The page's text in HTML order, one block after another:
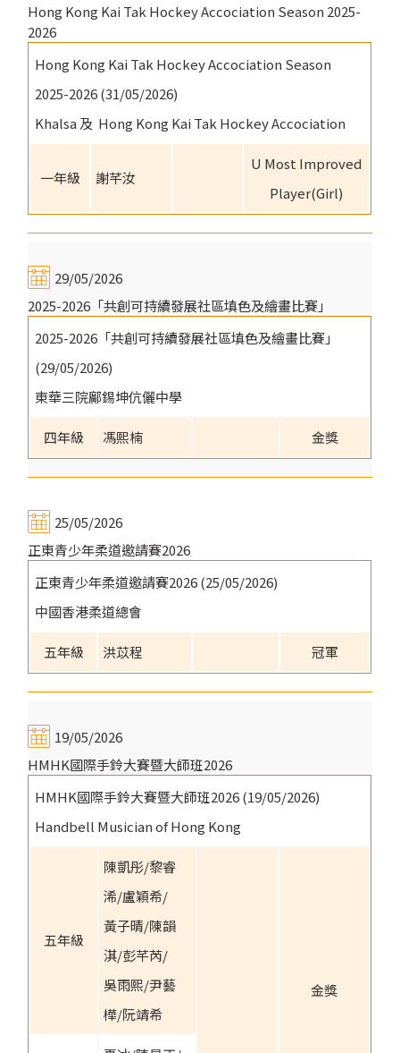
Hong Kong Kai Tak Hockey Accociation Season 2025-
2026
Hong Kong Kai Tak Hockey Accociation Season
2025-2026 (31/05/2026)
Khalsa 及 Hong Kong Kai Tak Hockey Accociation
一年級 謝芊汝
U Most Improved
Player(Girl)
29/05/2026
2025-2026「共創可持續發展社區填色及繪畫比賽」
2025-2026「共創可持續發展社區填色及繪畫比賽」
(29/05/2026)
東華三院鄺錫坤伉儷中學
四年級 馮熙楠 金獎
25/05/2026
正東青少年柔道邀請賽2026
正東青少年柔道邀請賽2026 (25/05/2026)
中國香港柔道總會
五年級 洪苡程 冠軍
19/05/2026
HMHK國際手鈴大賽暨大師班2026
HMHK國際手鈴大賽暨大師班2026 (19/05/2026)
Handbell Musician of Hong Kong
五年級
陳凱彤/黎睿
浠/盧穎希/
黃子晴/陳韻
淇/彭芊芮/
吳雨熙/尹藝
樺/阮靖希
金獎